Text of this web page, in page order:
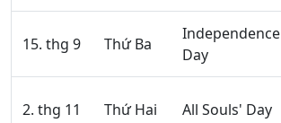
15. thg 9 Thứ Ba
Independence
Day
2. thg 11 Thứ Hai All Souls' Day